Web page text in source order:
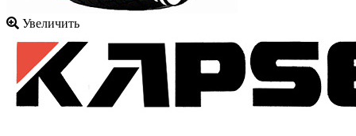
Увеличить